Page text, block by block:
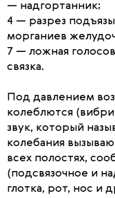
— надгортанник;
4 — разрез
морганиев
7 — ложная
связка.
Под давлением
колеблются
звук, который
колебания
всех полостях,
(подсвязочное и
глотка, рот, нос и